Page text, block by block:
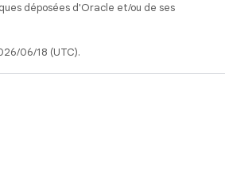
déposées d'Oracle et/ou de ses
06/18 (UTC).